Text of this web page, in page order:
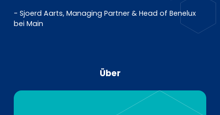
- Sjoerd Aarts, Managing Partner & Head of Benelux
bei Main
Über